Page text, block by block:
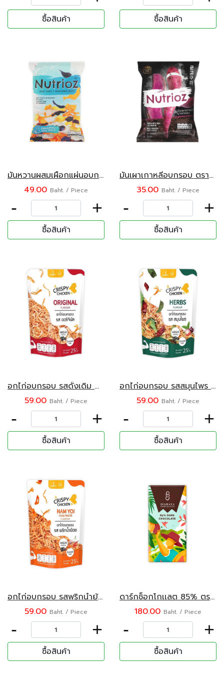
ซื้อสินค้า ซื้อสินค้า
มันหวานผสมเผือกแผ่นอบกรอบ รสเกลือทะเล ตรานูเทรียส 50 กรัม
49.00 Baht. / Piece
- +
ซื้อสินค้า
มันเผาเกาหลีอบกรอบ ตรานูเทรียส 30 กรัม
35.00 Baht. / Piece
- +
ซื้อสินค้า
อกไก่อบกรอบ รสดั้งเดิม Chummy 25 กรัม
59.00 Baht. / Piece
- +
ซื้อสินค้า
อกไก่อบกรอบ รสสมุนไพร Chummy 25 กรัม
59.00 Baht. / Piece
- +
ซื้อสินค้า
อกไก่อบกรอบ รสพริกน้ำย้อย Chummy 25 กรัม
59.00 Baht. / Piece
- +
ซื้อสินค้า
ดาร์กช็อกโกเเลต 85% ตราสยามมายา 75 กรัม
180.00 Baht. / Piece
- +
ซื้อสินค้า